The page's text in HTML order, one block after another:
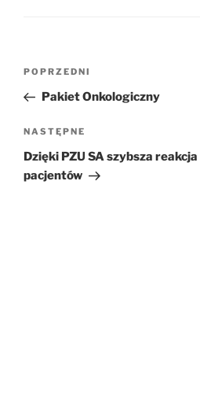
wpisu
Poprzedni
wpis
POPRZEDNI
Pakiet Onkologiczny
Następny
wpis
NASTĘPNE
Dzięki PZU SA szybsza
pacjentów